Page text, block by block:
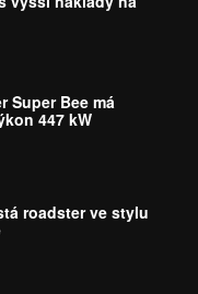
Super Bee má
447 kW
roadster ve stylu